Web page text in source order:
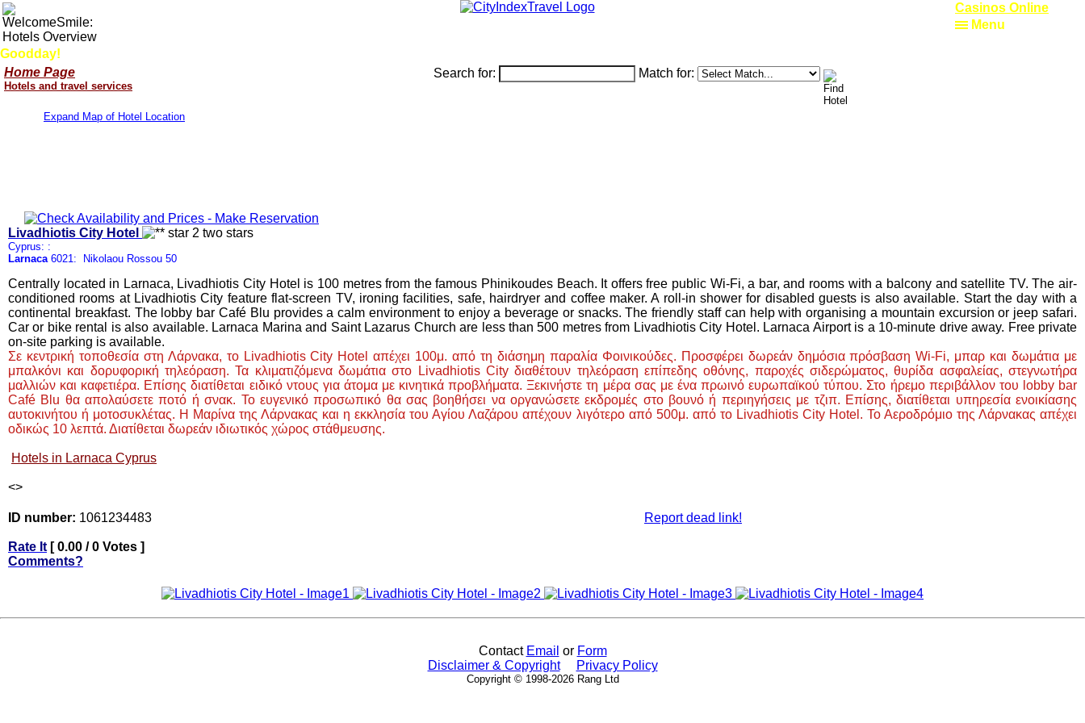
Goodday!
Casinos Online
Home Page
Hotels and travel services
Search for: Match for:
Expand Map of Hotel Location
Livadhiotis City Hotel
Cyprus: :
Larnaca6021: Nikolaou Rossou 50
Centrally located in Larnaca, Livadhiotis City Hotel is 100 metres from the famous Phinikoudes Beach. It offers free public Wi-Fi, a bar, and rooms with a balcony and satellite TV. The air-
conditioned rooms at Livadhiotis City feature flat-screen TV, ironing facilities, safe, hairdryer and coffee maker. A roll-in shower for disabled guests is also available. Start the day with a
continental breakfast. The lobby bar Café Blu provides a calm environment to enjoy a beverage or snacks. The friendly staff can help with organising a mountain excursion or jeep safari.
Car or bike rental is also available. Larnaca Marina and Saint Lazarus Church are less than 500 metres from Livadhiotis City Hotel. Larnaca Airport is a 10-minute drive away. Free private
on-site parking is available.
Σε κεντρική τοποθεσία στη Λάρνακα, το Livadhiotis City Hotel απέχει 100μ. από τη διάσημη παραλία Φοινικούδες. Προσφέρει δωρεάν δημόσια πρόσβαση Wi-Fi, μπαρ και δωμάτια με
μπαλκόνι και δορυφορική τηλεόραση. Τα κλιματιζόμενα δωμάτια στο Livadhiotis City διαθέτουν τηλεόραση επίπεδης οθόνης, παροχές σιδερώματος, θυρίδα ασφαλείας, στεγνωτήρα
μαλλιών και καφετιέρα. Επίσης διατίθεται ειδικό ντους για άτομα με κινητικά προβλήματα. Ξεκινήστε τη μέρα σας με ένα πρωινό ευρωπαϊκού τύπου. Στο ήρεμο περιβάλλον του lobby bar
Café Blu θα απολαύσετε ποτό ή σνακ. Το ευγενικό προσωπικό θα σας βοηθήσει να οργανώσετε εκδρομές στο βουνό ή περιηγήσεις με τζιπ. Επίσης, διατίθεται υπηρεσία ενοικίασης
αυτοκινήτου ή μοτοσυκλέτας. Η Μαρίνα της Λάρνακας και η εκκλησία του Αγίου Λαζάρου απέχουν λιγότερο από 500μ. από το Livadhiotis City Hotel. Το Αεροδρόμιο της Λάρνακας απέχει
οδικώς 10 λεπτά. Διατίθεται δωρεάν ιδιωτικός χώρος στάθμευσης.
Hotels in Larnaca Cyprus
<>
ID number: 1061234483
Rate It [ 0.00 / 0 Votes ]
Comments?
Report dead link!
Contact Email or Form
Disclaimer & Copyright
Privacy Policy
Copyright © 1998-2026 Rang Ltd
Menu